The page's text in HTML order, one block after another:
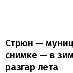
Стрюн —
снимке — в
разгар лета